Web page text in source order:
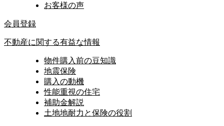
お客様の声
会員登録
不動産に関する有益な情報
物件購入前の豆知識
地震保険
購入の動機
性能重視の住宅
補助金解説
土地地耐力と保険の役割